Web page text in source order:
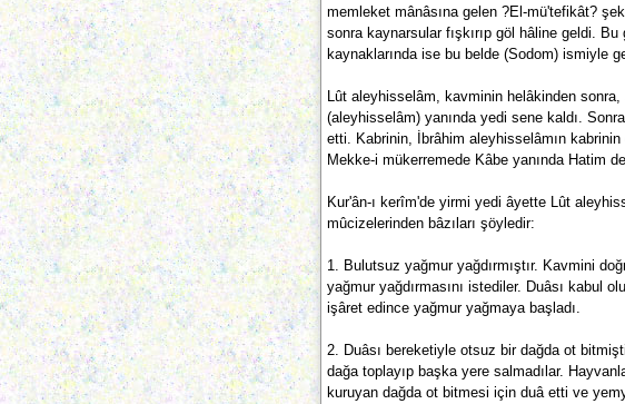
memleket mânâsına gelen ?El-mü'tefikât?
sonra kaynarsular fışkırıp göl hâline geldi.
kaynaklarında ise bu belde (Sodom) ismiyle
Lût aleyhisselâm, kavminin helâkinden
(aleyhisselâm) yanında yedi sene kaldı.
etti. Kabrinin, İbrâhim aleyhisselâmın
Mekke-i mükerremede Kâbe yanında Hatim
Kur'ân-ı kerîm'de yirmi yedi âyette Lût
mûcizelerinden bâzıları şöyledir:
1. Bulutsuz yağmur yağdırmıştır. Kavmini
yağmur yağdırmasını istediler. Duâsı kabul
işâret edince yağmur yağmaya başladı.
2. Duâsı bereketiyle otsuz bir dağda ot
dağa toplayıp başka yere salmadılar.
kuruyan dağda ot bitmesi için duâ etti ve